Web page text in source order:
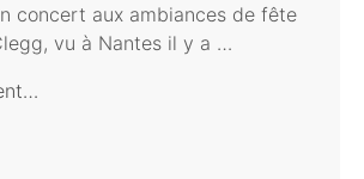
concert aux ambiances de fête
vu à Nantes il y a …